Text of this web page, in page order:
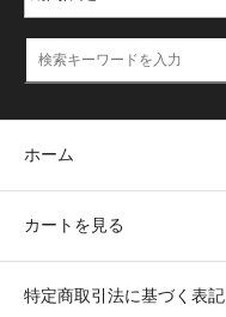
ホーム
カートを見る
特定商取引法に基づく表記